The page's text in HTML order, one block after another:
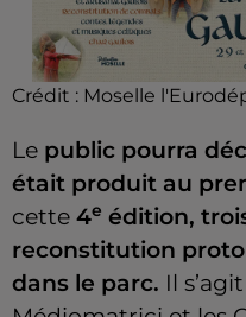
Crédit : Moselle
Le public pourra
était produit au
cette 4e édition,
reconstitution
dans le parc. Il